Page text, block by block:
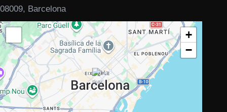
08009, Barcelona
+
−